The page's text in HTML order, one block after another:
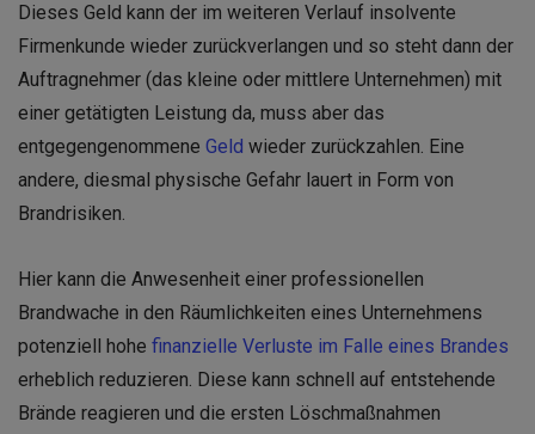
Dieses Geld kann der im weiteren Verlauf insolvente
Firmenkunde wieder zurückverlangen und so steht dann der
Auftragnehmer (das kleine oder mittlere Unternehmen) mit
einer getätigten Leistung da, muss aber das
entgegengenommene Geld wieder zurückzahlen. Eine
andere, diesmal physische Gefahr lauert in Form von
Brandrisiken.
Hier kann die Anwesenheit einer professionellen
Brandwache in den Räumlichkeiten eines Unternehmens
potenziell hohe finanzielle Verluste im Falle eines Brandes
erheblich reduzieren. Diese kann schnell auf entstehende
Brände reagieren und die ersten Löschmaßnahmen